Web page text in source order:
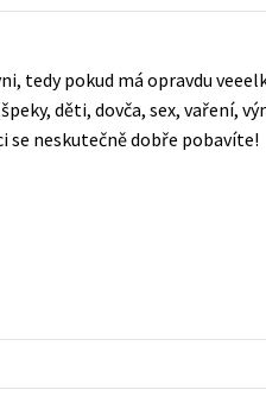
Zahraniční literatura
Zdraví a životní styl
tedy pokud má opravdu
děti, dovča, sex, vaření,
se neskutečně dobře pobavíte!